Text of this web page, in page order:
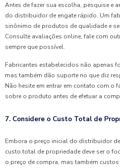
Antes de fazer sua escolha, pesquise e
do distribuidor de engate rápido. Um
sinônimo de produtos de qualidade e
Consulte avaliações online, fale com
sempre que possível.
Fabricantes estabelecidos não apenas
mas também dão suporte no que diz
Não hesite em entrar em contato com o
sobre o produto antes de efetuar a
7. Considere o Custo Total de
Embora o preço inicial do distribuidor
custo total de propriedade deve ser o
o preço de compra, mas também